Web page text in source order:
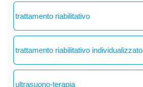
trattamento riabilitativo
trattamento riabilitativo individualizzato
ultrasuono-terapia